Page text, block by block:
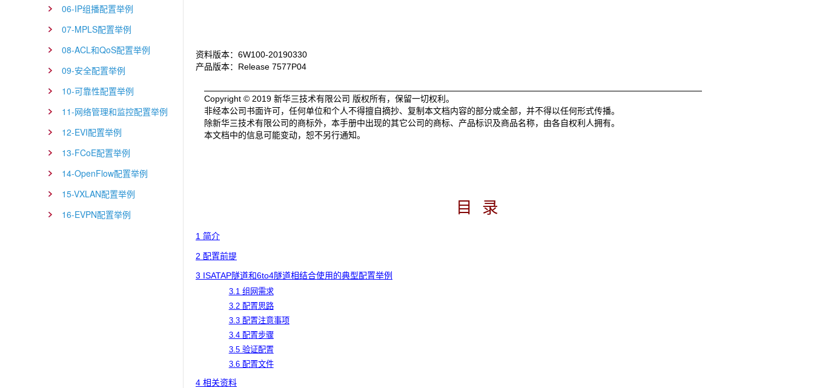
06-IP组播配置举例
07-MPLS配置举例
08-ACL和QoS配置举例
09-安全配置举例
10-可靠性配置举例
11-网络管理和监控配置举例
12-EVI配置举例
13-FCoE配置举例
14-OpenFlow配置举例
15-VXLAN配置举例
16-EVPN配置举例
资料版本：6W100-20190330
产品版本：Release 7577P04
Copyright © 2019 新华三技术有限公司 版权所有，保留一切权利。
非经本公司书面许可，任何单位和个人不得擅自摘抄、复制本文档内容的部分或全部，并不得以任何形式传播。
除新华三技术有限公司的商标外，本手册中出现的其它公司的商标、产品标识及商品名称，由各自权利人拥有。
本文档中的信息可能变动，恕不另行通知。
目 录
1 简介
2 配置前提
3 ISATAP隧道和6to4隧道相结合使用的典型配置举例
3.1 组网需求
3.2 配置思路
3.3 配置注意事项
3.4 配置步骤
3.5 验证配置
3.6 配置文件
4 相关资料